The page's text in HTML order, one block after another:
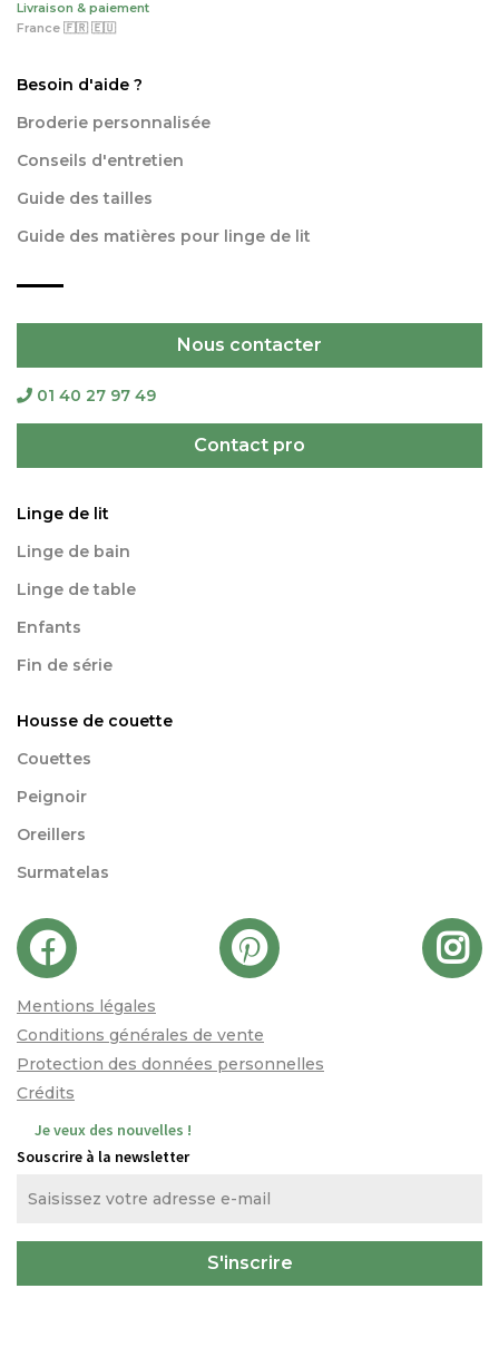
Livraison & paiement
France 🇫🇷 🇪🇺
Besoin d'aide ?
Broderie personnalisée
Conseils d'entretien
Guide des tailles
Guide des matières pour linge de lit
Nous contacter
01 40 27 97 49
Contact pro
Linge de lit
Linge de bain
Linge de table
Enfants
Fin de série
Housse de couette
Couettes
Peignoir
Oreillers
Surmatelas
Mentions légales
Conditions générales de vente
Protection des données personnelles
Crédits
Je veux des nouvelles !
Souscrire à la newsletter